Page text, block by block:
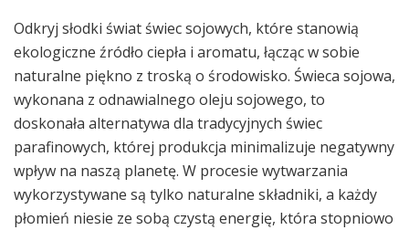
Odkryj słodki świat świec sojowych, które stanowią
ekologiczne źródło ciepła i aromatu, łącząc w sobie
naturalne piękno z troską o środowisko. Świeca sojowa,
wykonana z odnawialnego oleju sojowego, to
doskonała alternatywa dla tradycyjnych świec
parafinowych, której produkcja minimalizuje negatywny
wpływ na naszą planetę. W procesie wytwarzania
wykorzystywane są tylko naturalne składniki, a każdy
płomień niesie ze sobą czystą energię, która stopniowo